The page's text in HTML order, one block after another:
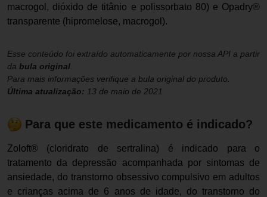
macrogol, dióxido de titânio e polissorbato 80) e Opadry®
transparente (hipromelose, macrogol).
Esse conteúdo foi extraído automaticamente por nossa API a partir
da bula original
Para mais informações verifique a bula original do produto.
Última atualização: 13 de maio de 2021
Para que este medicamento é indicado?
Zoloft® (cloridrato de sertralina) é indicado para o
tratamento da depressão acompanhada por sintomas de
ansiedade, do transtorno obsessivo compulsivo em adultos
e crianças acima de 6 anos de idade, do transtorno do